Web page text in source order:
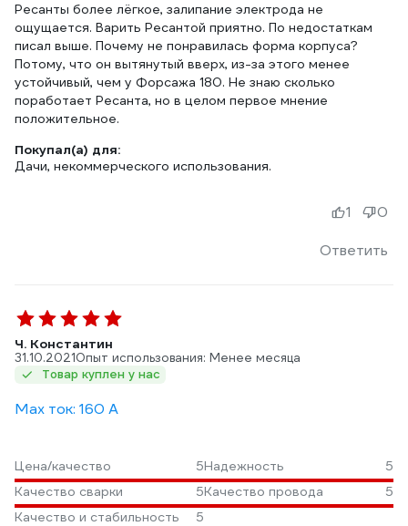
Ресанты более лёгкое, залипание электрода не
ощущается. Варить Ресантой приятно. По недостаткам
писал выше. Почему не понравилась форма корпуса?
Потому, что он вытянутый вверх, из-за этого менее
устойчивый, чем у Форсажа 180. Не знаю сколько
поработает Ресанта, но в целом первое мнение
положительное.
Покупал(а) для:
Дачи, некоммерческого использования.
Ответить
1 0
Ч. Константин
31.10.2021Опыт использования: Менее месяца
Товар куплен у нас
Max ток: 160 А
Цена/качество 5Надежность
5
Качество сварки
5Качество провода
5
Качество и стабильность
5